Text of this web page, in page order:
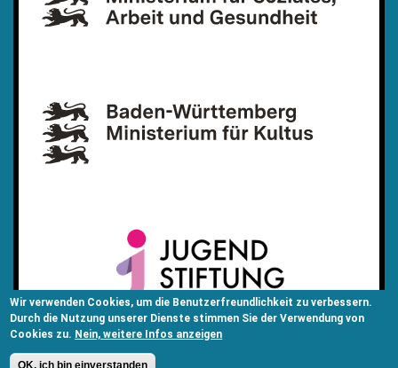
Wir verwenden Cookies, um die Benutzerfreundlichkeit zu verbessern.
Durch die Nutzung unserer Dienste stimmen Sie der Verwendung von
Cookies zu. Nein, weitere Infos anzeigen
OK, ich bin einverstanden